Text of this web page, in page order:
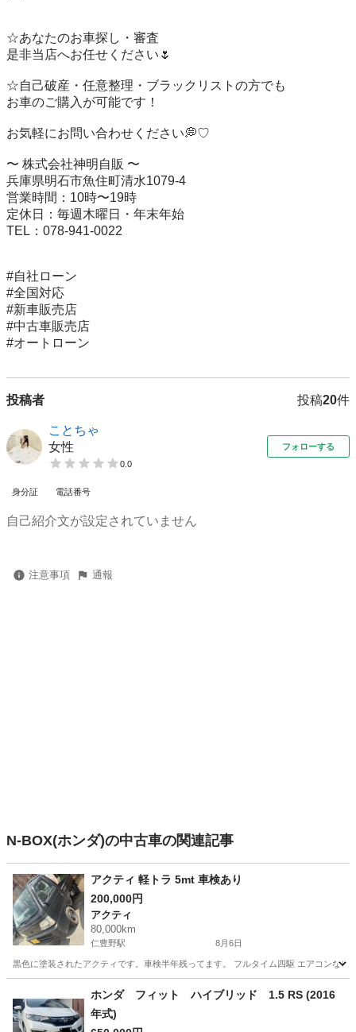
☆あなたのお車探し・審査
是非当店へお任せください🌷
☆自己破産・任意整理・ブラックリストの方でも
お車のご購入が可能です！
お気軽にお問い合わせください💭♡
〜 株式会社神明自販 〜
兵庫県明石市魚住町清水1079-4
営業時間：10時〜19時
定休日：毎週木曜日・年末年始
TEL：078-941-0022
#自社ローン
#全国対応
#新車販売店
#中古車販売店
#オートローン
投稿者 投稿20件
ことちゃ
女性
0.0
フォローする
身分証 電話番号
自己紹介文が設定されていません
注意事項 通報
N-BOX(ホンダ)の中古車の関連記事
アクティ 軽トラ 5mt 車検あり
200,000円
アクティ
80,000km
仁豊野駅 8月6日
黒色に塗装されたアクティです。車検半年残ってます。 フルタイム四駆 エアコンな
仁豊野駅 アクティ
ホンダ フィット ハイブリッド 1.5 RS (2016
年式)